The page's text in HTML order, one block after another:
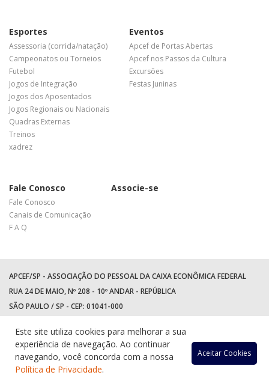
Esportes
Assessoria (corrida/natação)
Campeonatos ou Torneios
Futebol
Jogos de Integração
Jogos dos Aposentados
Jogos Regionais ou Nacionais
Quadras Externas
Treinos
xadrez
Eventos
Apcef de Portas Abertas
Apcef nos Passos da Cultura
Excursões
Festas Juninas
Fale Conosco
Fale Conosco
Canais de Comunicação
F A Q
Associe-se
APCEF/SP - ASSOCIAÇÃO DO PESSOAL DA CAIXA ECONÔMICA FEDERAL
RUA 24 DE MAIO, Nº 208 - 10º ANDAR - REPÚBLICA
SÃO PAULO / SP - CEP: 01041-000
WhatsApp: (11) 94597-5758
Acessar
Acessar
Este site utiliza cookies para melhorar a sua
experiência de navegação. Ao continuar
navegando, você concorda com a nossa
Política de Privacidade.
Aceitar Cookies